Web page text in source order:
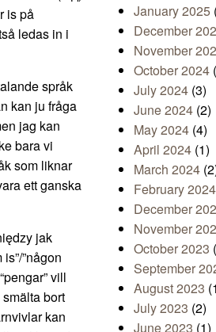
is på
ledas in i
språk
kan ju fråga
jag kan
bara vi
som liknar
ett ganska
jak
”någon
vill
bort
kan
January 2025
December
November
October 2024
July 2024 (3)
June 2024 (2)
May 2024 (4)
April 2024 (1)
March 2024
February 2024
December
November
October 2023
September
August 2023
July 2023 (2)
June 2023 (1)